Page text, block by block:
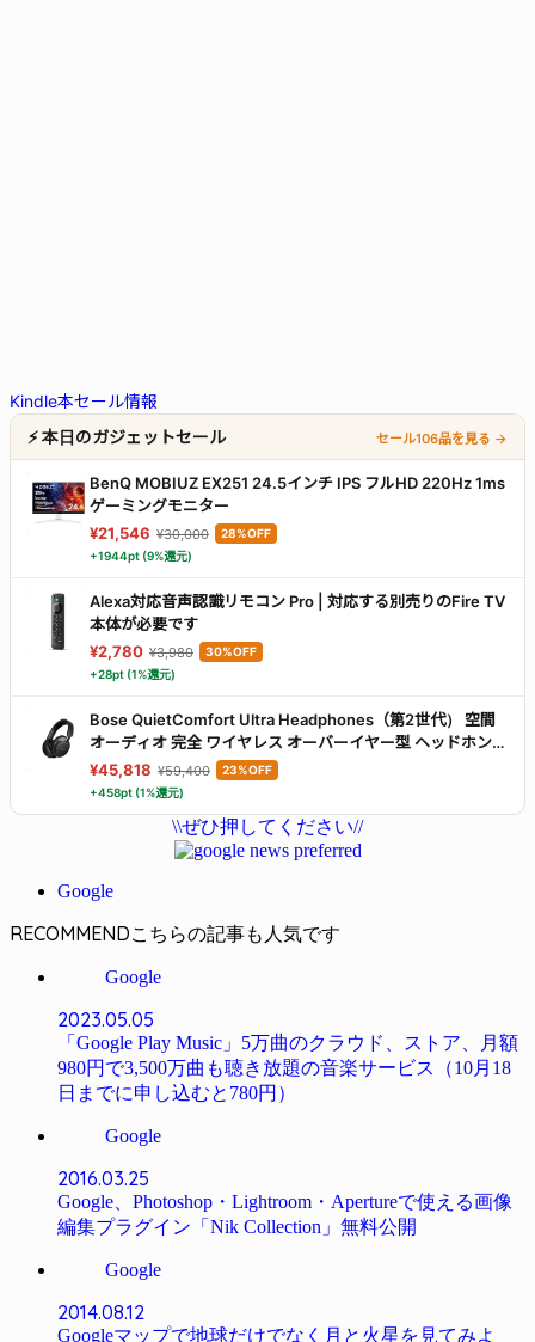
Kindle本セール情報
⚡ 本日のガジェットセール
セール106品を見る →
BenQ MOBIUZ EX251 24.5インチ IPS フルHD 220Hz 1ms
ゲーミングモニター
¥21,546 ¥30,000
28%OFF
+1944pt (9%還元)
Alexa対応音声認識リモコン Pro | 対応する別売りのFire TV
本体が必要です
¥2,780 ¥3,980
30%OFF
+28pt (1%還元)
Bose QuietComfort Ultra Headphones（第2世代） 空間
オーディオ 完全 ワイヤレス オーバーイヤー型 ヘッドホン
ノイズキャンセリング Bluetooth接続 マイク搭載 最大30時
間再生 急速充電 ブラック
¥45,818 ¥59,400
23%OFF
+458pt (1%還元)
\\ぜひ押してください//
Google
RECOMMEND
Google
2023.05.05
「Google Play Music」5万曲のクラウド、ストア、月額
980円で3,500万曲も聴き放題の音楽サービス（10月18
日までに申し込むと780円）
Google
2016.03.25
Google、Photoshop・Lightroom・Apertureで使える画像
編集プラグイン「Nik Collection」無料公開
Google
2014.08.12
Googleマップで地球だけでなく月と火星を見てみよ